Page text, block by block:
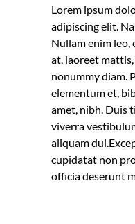
Lorem ipsum
adipiscing elit.
Nullam enim leo,
at, laoreet mattis,
nonummy diam.
elementum et,
amet, nibh. Duis
viverra
aliquam
cupidatat non
officia deserunt